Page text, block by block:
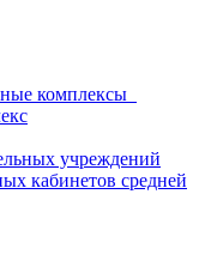
комплексы
учреждений
кабинетов средней